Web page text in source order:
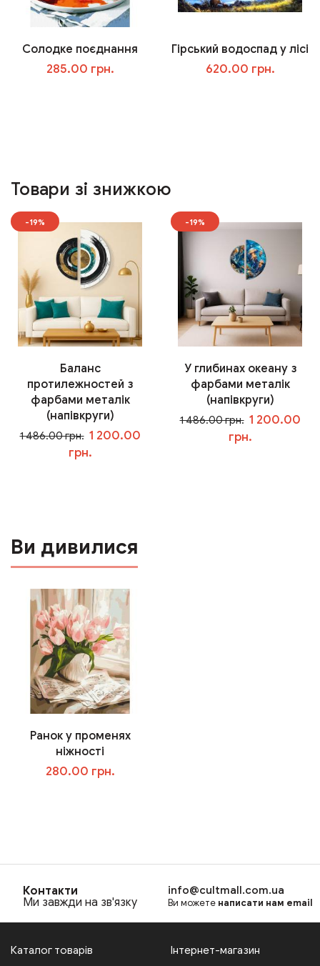
Солодке поєднання
285.00 грн.
Гірський водоспад у лісі
620.00 грн.
Товари зі знижкою
-19%
Баланс
протилежностей з
фарбами металік
(напівкруги)
1 486.00 грн. 1 200.00
грн.
-19%
У глибинах океану з
фарбами металік
(напівкруги)
1 486.00 грн. 1 200.00
грн.
Ви дивилися
Ранок у променях
ніжності
280.00 грн.
Контакти
Ми завжди на зв'язку
info@cultmall.com.ua
Ви можете написати нам email
Каталог товарів Інтернет-магазин